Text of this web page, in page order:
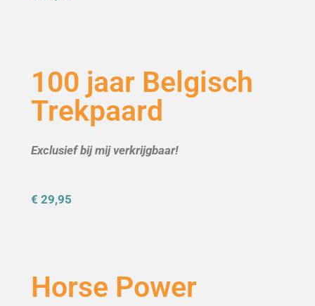
100 jaar Belgisch
Trekpaard
Exclusief bij mij verkrijgbaar!
€ 29,95
Horse Power